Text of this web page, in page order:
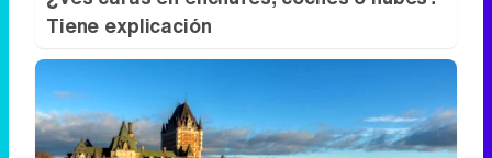
Tiene explicación